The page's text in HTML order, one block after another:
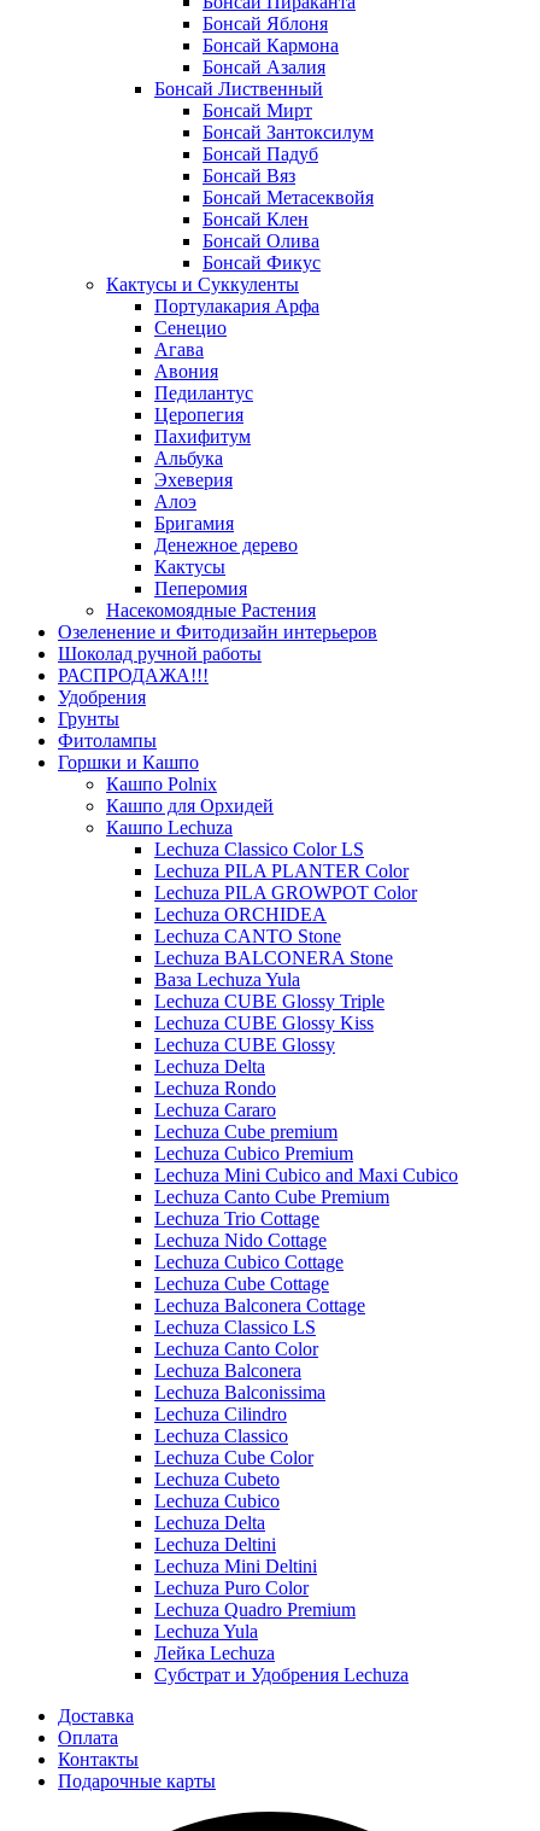
Бонсай Яблоня
Бонсай Кармона
Бонсай Азалия
Бонсай Лиственный
Бонсай Мирт
Бонсай Зантоксилум
Бонсай Падуб
Бонсай Вяз
Бонсай Метасеквойя
Бонсай Клен
Бонсай Олива
Бонсай Фикус
Кактусы и Суккуленты
Портулакария Арфа
Сенецио
Агава
Авония
Педилантус
Церопегия
Пахифитум
Альбука
Эхеверия
Алоэ
Бригамия
Денежное дерево
Кактусы
Пеперомия
Насекомоядные Растения
Озеленение и Фитодизайн интерьеров
Шоколад ручной работы
РАСПРОДАЖА!!!
Удобрения
Грунты
Фитолампы
Горшки и Кашпо
Кашпо Polnix
Кашпо для Орхидей
Кашпо Lechuza
Lechuza Classico Color LS
Lechuza PILA PLANTER Color
Lechuza PILA GROWPOT Color
Lechuza ORCHIDEA
Lechuza CANTO Stone
Lechuza BALCONERA Stone
Ваза Lechuza Yula
Lechuza CUBE Glossy Triple
Lechuza CUBE Glossy Kiss
Lechuza CUBE Glossy
Lechuza Delta
Lechuza Rondo
Lechuza Cararo
Lechuza Cube premium
Lechuza Cubico Premium
Lechuza Mini Cubico and Maxi Cubico
Lechuza Canto Cube Premium
Lechuza Trio Cottage
Lechuza Nido Cottage
Lechuza Cubico Cottage
Lechuza Cube Cottage
Lechuza Balconera Cottage
Lechuza Classico LS
Lechuza Canto Color
Lechuza Balconera
Lechuza Balconissima
Lechuza Cilindro
Lechuza Classico
Lechuza Cube Color
Lechuza Cubeto
Lechuza Cubico
Lechuza Delta
Lechuza Deltini
Lechuza Mini Deltini
Lechuza Puro Color
Lechuza Quadro Premium
Lechuza Yula
Лейка Lechuza
Субстрат и Удобрения Lechuza
Доставка
Оплата
Контакты
Подарочные карты